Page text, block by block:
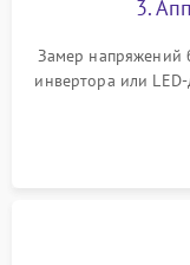
Поломка системы
3.
Замер напряжений
инвертора или
питания скалера